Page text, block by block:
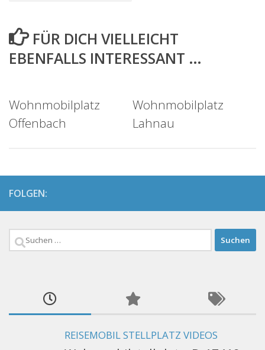
FÜR DICH VIELLEICHT
EBENFALLS INTERESSANT …
Wohnmobilplatz
Offenbach
Wohnmobilplatz
Lahnau
FOLGEN:
Suchen
REISEMOBIL STELLPLATZ VIDEOS